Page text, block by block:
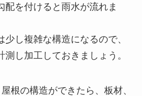
配を付けると雨水が流れま
少し複雑な構造になるので、
測し加工しておきましょう。
根の構造ができたら、板材、